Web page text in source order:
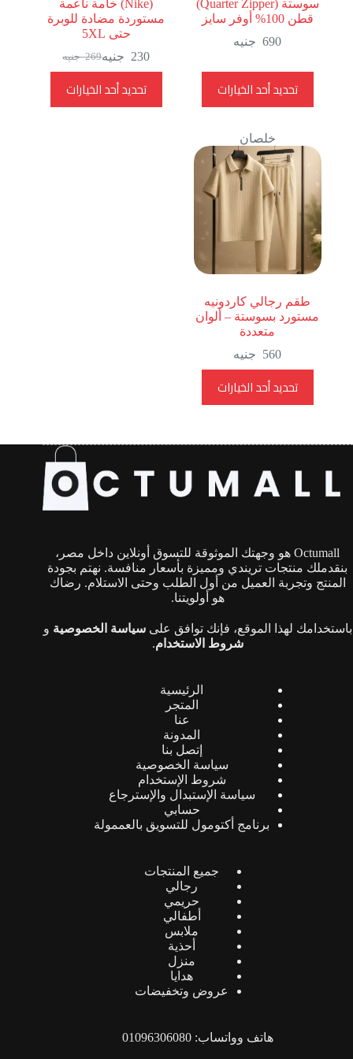
سوستة (Quarter Zipper)
قطن 100% أوفر سايز
690 جنيه
تحديد أحد الخيارات
العديد
من
المختلفة
لهذا
المنتج.
يمكن
صفحة
المنتج
(Nike) خامة ناعمة
مستوردة مضادة للوبرة
حتى 5XL
269 جنيهالسعر
هو:
269
230 جنيهالسعر
هو:
230
تحديد أحد الخيارات
العديد
من
خلصان
طقم رجالي كاردونيه
مستورد بسوستة – ألوان
متعددة
560 جنيه
تحديد أحد الخيارات
العديد
من
يمكن
اختيار
المنتج
Octumall هو وجهتك الموثوقة للتسوق أونلاين داخل مصر،
بنقدملك منتجات تريندي ومميزة بأسعار منافسة. نهتم بجودة
المنتج وتجربة العميل من أول الطلب وحتى الاستلام. رضاك
هو أولويتنا.
باستخدامك لهذا الموقع، فإنك توافق علىسياسة الخصوصية و
شروط الاستخدام.
الرئيسية
المتجر
عنا
المدونة
إتصل بنا
سياسة الخصوصية
شروط الإستخدام
سياسة الإستبدال والإسترجاع
حسابي
برنامج أكتومول للتسويق بالعممولة
جميع المنتجات
رجالي
حريمي
أطفالي
ملابس
أحذية
منزل
هدايا
عروض وتخفيضات
هاتف وواتساب: 01096306080